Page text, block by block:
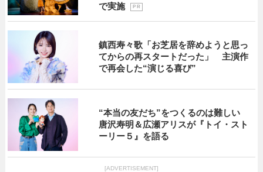
で実施
P R
鎮西寿々歌「お芝居を辞めようと思っ
てからの再スタートだった」 主演作
で再会した“演じる喜び”
“本当の友だち”をつくるのは難しい
唐沢寿明＆広瀬アリスが『トイ・スト
ーリー５』を語る
[ADVERTISEMENT]